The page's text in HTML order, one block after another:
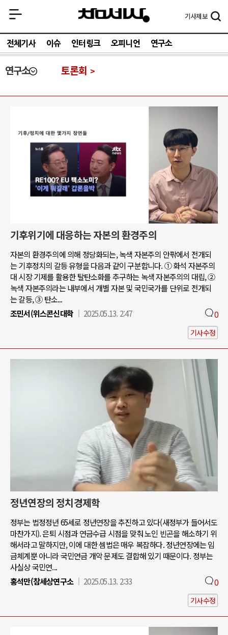
기사제보
전체기사 이슈 인터링크 오피니언 연구소
연구소 토론회
기후위기에 대응하는 자본의 환경주의
자본의 환경주의에 의해 정당화되는, 녹색 자본주의 안팎에서 전개되
는 기후정치의 갈등 유형을 다음과 같이 구분합니다. ① 화석 자본주의
대 시장 기제를 활용한 탈탄소화를 추구하는 녹색 자본주의의 대립, ②
녹색 자본주의라는 내부에서 개별 자본 및 국민국가를 단위로 전개되
는 갈등, ③ 탄소...
조민서(위스콘신대학
2025.05.13. 2:47 0
기사수정
정년연장의 정치경제학
정부는 법정정년 65세로 정년연장을 추진하고 있다(새정부가 들어서도
마찬가지). 은퇴 시점과 연금수급 시점을 맞춰 노인 빈곤을 해소하기 위
해서라고 말하지만, 이에 대한 셈법은 매우 복잡하다. 정년연장에는 임
금체계뿐 아니라 국민연금 개악 문제도 결합해 있기 때문이다. 정부는
사실상 국민연...
홍석만(참세상연구소
2025.05.13. 2:33 0
기사수정